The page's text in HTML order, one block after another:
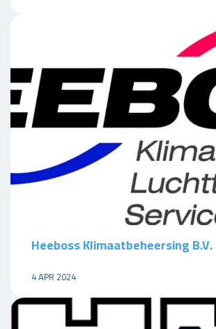
Heeboss Klimaatbeheersing B.V.
4 APR 2024